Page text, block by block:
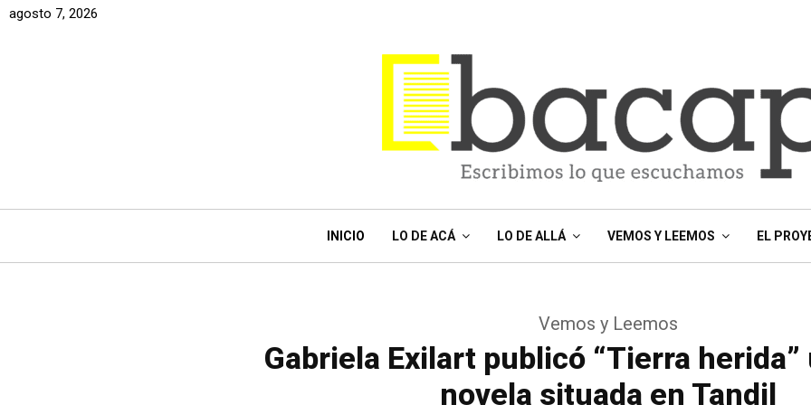
agosto 7, 2026
INICIO LO DE ACÁ LO DE ALLÁ VEMOS Y LEEMOS EL
Vemos y Leemos
Gabriela Exilart publicó “Tierra herida”
novela situada en Tandil